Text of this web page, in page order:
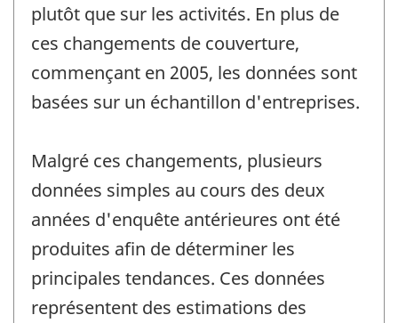
plutôt que sur les activités. En plus de
ces changements de couverture,
commençant en 2005, les données sont
basées sur un échantillon d'entreprises.
Malgré ces changements, plusieurs
données simples au cours des deux
années d'enquête antérieures ont été
produites afin de déterminer les
principales tendances. Ces données
représentent des estimations des